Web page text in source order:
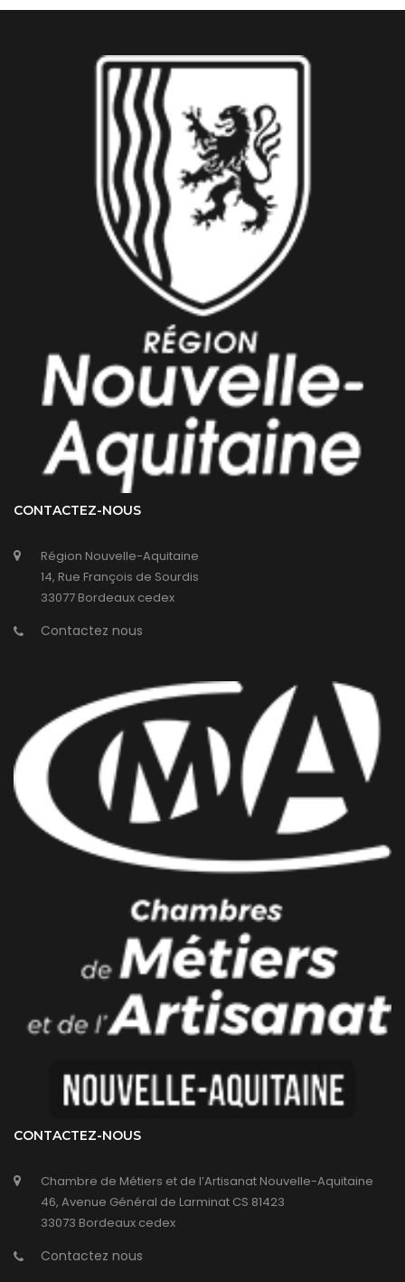
CONTACTEZ-NOUS
Région Nouvelle-Aquitaine
14, Rue François de Sourdis
33077 Bordeaux cedex
Contactez nous
CONTACTEZ-NOUS
Chambre de Métiers et de l’Artisanat Nouvelle-Aquitaine
46, Avenue Général de Larminat CS 81423
33073 Bordeaux cedex
Contactez nous